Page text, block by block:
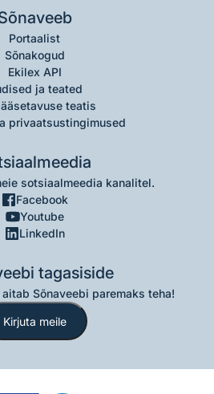
Portaalist
Sõnakogud
Ekilex API
ja teated
teatis
privaatsustingimused
sotsiaalmeedia kanalitel.
Facebook
Youtube
LinkedIn
tagasiside
Sõnaveebi paremaks teha!
Kirjuta meile